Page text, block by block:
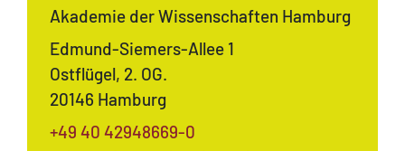
Akademie der Wissenschaften Hamburg
Edmund-Siemers-Allee 1
Ostflügel, 2. OG.
20146 Hamburg
+49 40 42948669-0